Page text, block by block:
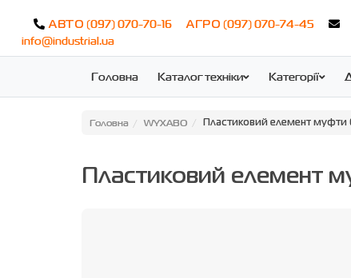
АВТО (097) 070-70-16 АГРО (097) 070-74-45
info@industrial.ua
Головна Каталог техніки Категорії
Головна WYXABO Пластиковий елемент муфти
Пластиковий елемент